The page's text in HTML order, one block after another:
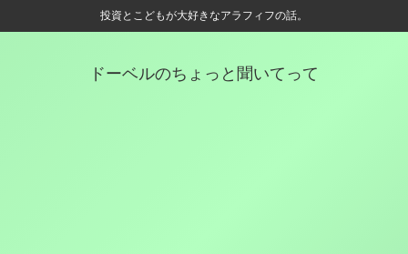
投資とこどもが大好きなアラフィフの話。
ドーベルのちょっと聞いてって